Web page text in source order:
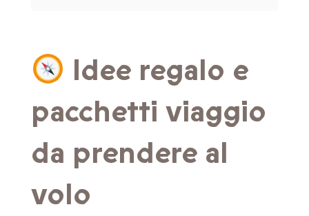
Idee regalo e
pacchetti viaggio
da prendere al
volo